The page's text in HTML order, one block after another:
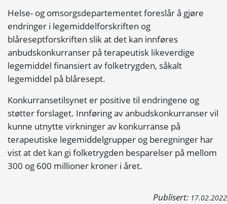
Helse- og omsorgsdepartementet foreslår å gjøre
endringer i legemiddelforskriften og
blåreseptforskriften slik at det kan innføres
anbudskonkurranser på terapeutisk likeverdige
legemiddel finansiert av folketrygden, såkalt
legemiddel på blåresept.
Konkurransetilsynet er positive til endringene og
støtter forslaget. Innføring av anbudskonkurranser vil
kunne utnytte virkninger av konkurranse på
terapeutiske legemiddelgrupper og beregninger har
vist at det kan gi folketrygden besparelser på mellom
300 og 600 millioner kroner i året.
Publisert: 17.02.2022